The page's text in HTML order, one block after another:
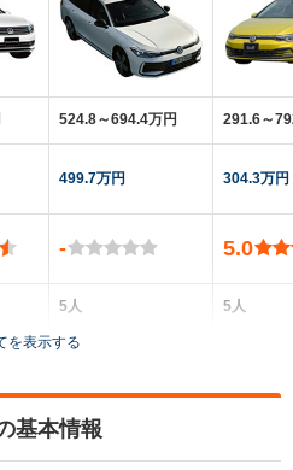
524.8～694.4万円
499.7万円
-
5人
5ドア
291.6～
304.3万円
5.0
5人
を表示する
基本情報